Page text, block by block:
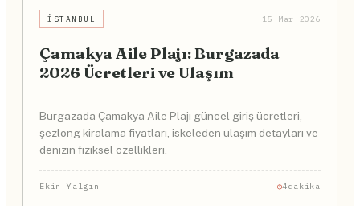
İSTANBUL 15 Mar 2026
Çamakya Aile Plajı: Burgazada
2026 Ücretleri ve Ulaşım
Burgazada Çamakya Aile Plajı güncel giriş ücretleri,
şezlong kiralama fiyatları, iskeleden ulaşım detayları ve
denizin fiziksel özellikleri.
Ekin Yalgın 4dakika